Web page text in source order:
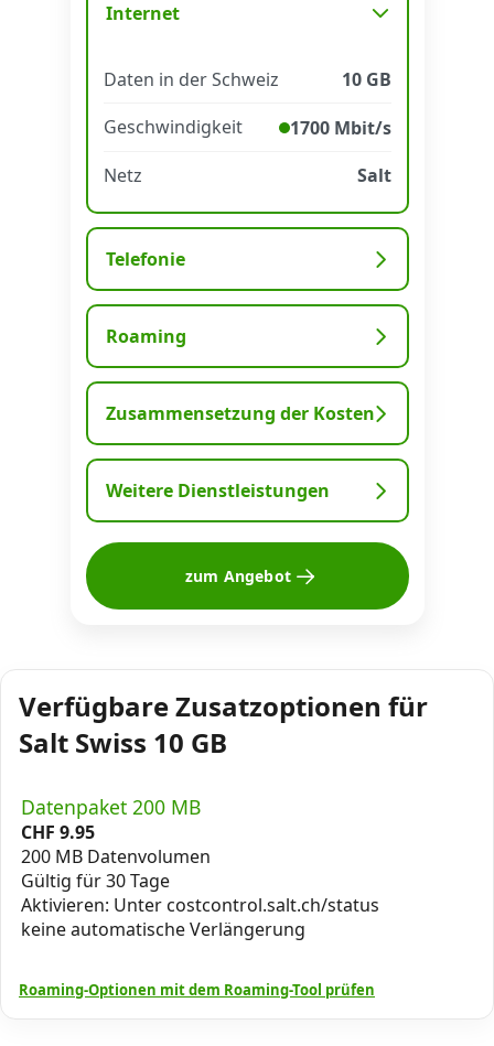
Datenschutz AGB Impressum
Internet
Daten in der Schweiz
10 GB
Geschwindigkeit
1700 Mbit/s
Netz
Salt
Telefonie
Roaming
Zusammensetzung der Kosten
Weitere Dienstleistungen
zum Angebot
Verfügbare Zusatzoptionen für
Salt Swiss 10 GB
Datenpaket 200 MB
CHF 9.95
200 MB Datenvolumen
Gültig für 30 Tage
Aktivieren: Unter costcontrol.salt.ch/status
keine automatische Verlängerung
Roaming-Optionen mit dem Roaming-Tool prüfen